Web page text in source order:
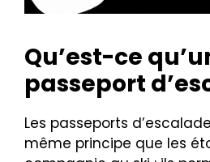
Qu’est-ce
passeport
Les passeports
même principe que les